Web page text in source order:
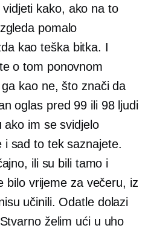
kako, ako na to
pomalo
kao teška bitka. I
o tom ponovnom
kao ne, što znači da
oglas pred 99 ili 98 ljudi
ako im se svidjelo
i sad to tek saznajete.
ili su bili tamo i
bilo vrijeme za večeru, iz
učinili. Odatle dolazi
želim ući u uho